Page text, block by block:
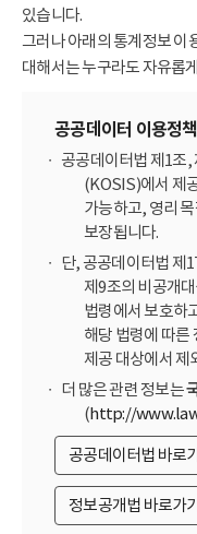
있습니다.
그러나 아래의 통계정보 이
대해서는 누구라도 자유롭
공공데이터 이용정
공공데이터법 제1조
(KOSIS)에서 제
가능하고, 영리
보장됩니다.
단, 공공데이터법 제
제9조의 비공개
법령에서 보호하
해당 법령에 따른
제공 대상에서 제
더 많은 관련 정보는
(http://
공공데이터법 바로
정보공개법 바로가